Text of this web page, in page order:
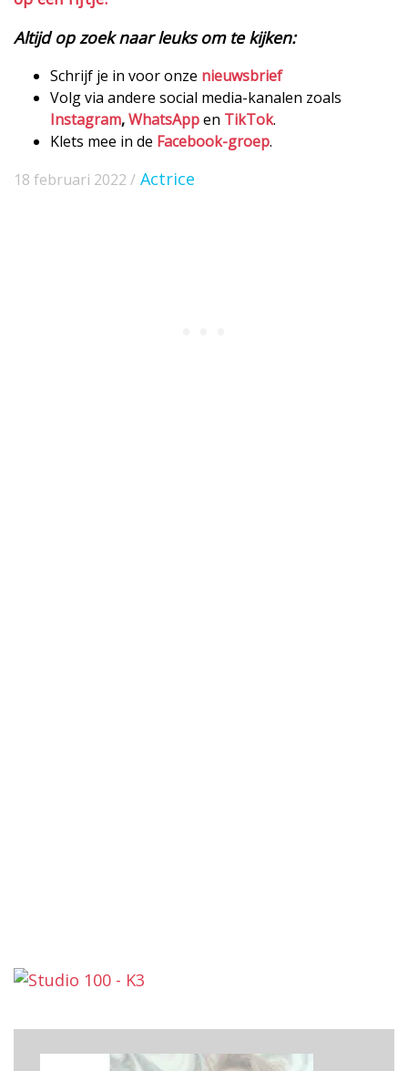
Altijd op zoek naar leuks om te kijken:
Schrijf je in voor onze nieuwsbrief
Volg via andere social media-kanalen zoals
Instagram,WhatsAppen TikTok.
Klets mee in de Facebook-groep.
18 februari 2022 / Actrice